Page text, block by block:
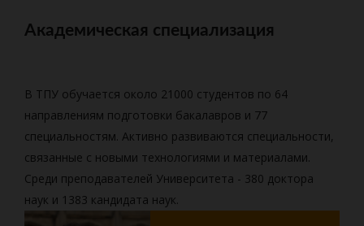
Академическая специализация
В ТПУ обучается около 21000 студентов по 64
направлениям подготовки бакалавров и 77
специальностям. Активно развиваются специальности,
связанные с новыми технологиями и материалами.
Среди преподавателей Университета - 380 доктора
наук и 1383 кандидата наук.